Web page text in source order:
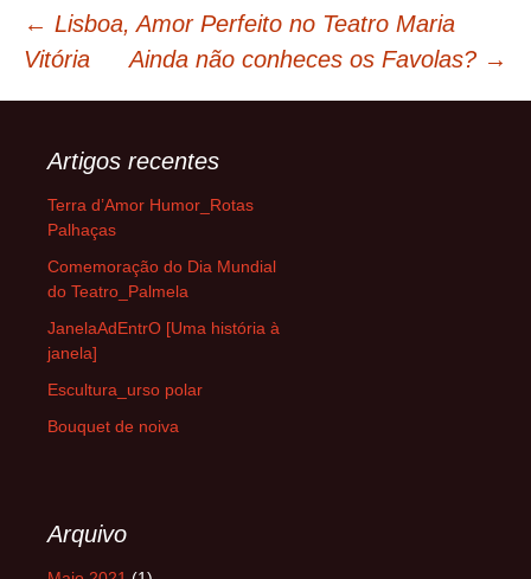
Navegação
de
artigos
← Lisboa, Amor Perfeito no Teatro Maria
Vitória
Ainda não conheces os Favolas? →
Artigos recentes
Terra d’Amor Humor_Rotas
Palhaças
Comemoração do Dia Mundial
do Teatro_Palmela
JanelaAdEntrO [Uma história à
janela]
Escultura_urso polar
Bouquet de noiva
Arquivo